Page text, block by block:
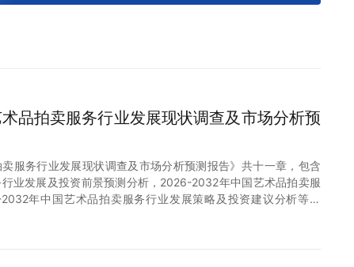
品拍卖服务行业发展现状调查及市场分析预
服务行业发展现状调查及市场分析预测报告》共十一章，包含
业发展及投资前景预测分析，2026-2032年中国艺术品拍卖服
年中国艺术品拍卖服务行业发展策略及投资建议分析等内